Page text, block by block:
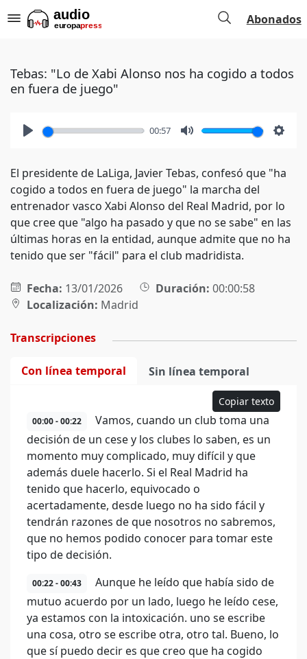
Abonados
Tebas: "Lo de Xabi Alonso nos ha cogido a todos
en fuera de juego"
00:57
El presidente de LaLiga, Javier Tebas, confesó que "ha
cogido a todos en fuera de juego" la marcha del
entrenador vasco Xabi Alonso del Real Madrid, por lo
que cree que "algo ha pasado y que no se sabe" en las
últimas horas en la entidad, aunque admite que no ha
tenido que ser "fácil" para el club madridista.
Fecha: 13/01/2026 Duración: 00:00:58
Localización: Madrid
Transcripciones
Con línea temporal Sin línea temporal
Copiar texto
00:00 - 00:22
Vamos, cuando un club toma una
decisión de un cese y los clubes lo saben, es un
momento muy complicado, muy difícil y que
además duele hacerlo. Si el Real Madrid ha
tenido que hacerlo, equivocado o
acertadamente, desde luego no ha sido fácil y
tendrán razones de que nosotros no sabremos,
que no hemos podido conocer para tomar este
tipo de decisión.
00:22 - 00:43
Aunque he leído que había sido de
mutuo acuerdo por un lado, luego he leído cese,
ya estamos con la intoxicación. uno se escribe
una cosa, otro se escribe otra, otro tal. Bueno, lo
que sí puedo decir es que creo que ha cogido